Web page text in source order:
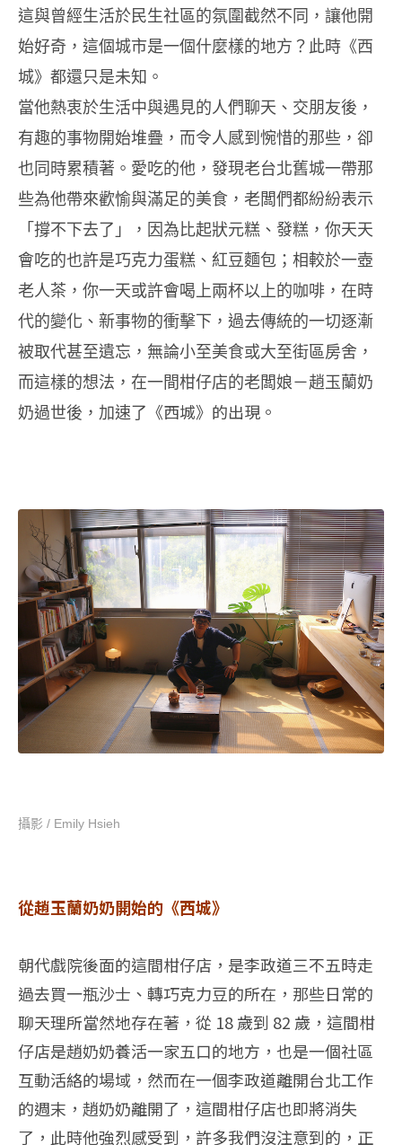
這與曾經生活於民生社區的氛圍截然不同，讓他開
始好奇，這個城市是一個什麼樣的地方？此時《西
城》都還只是未知。
當他熱衷於生活中與遇見的人們聊天、交朋友後，
有趣的事物開始堆疊，而令人感到惋惜的那些，卻
也同時累積著。愛吃的他，發現老台北舊城一帶那
些為他帶來歡愉與滿足的美食，老闆們都紛紛表示
「撐不下去了」，因為比起狀元糕、發糕，你天天
會吃的也許是巧克力蛋糕、紅豆麵包；相較於一壺
老人茶，你一天或許會喝上兩杯以上的咖啡，在時
代的變化、新事物的衝擊下，過去傳統的一切逐漸
被取代甚至遺忘，無論小至美食或大至街區房舍，
而這樣的想法，在一間柑仔店的老闆娘－趙玉蘭奶
奶過世後，加速了 《西城》的出現。
攝影 / Emily Hsieh
從趙玉蘭奶奶開始的《西城》
朝代戲院後面的這間柑仔店，是李政道三不五時走
過去買一瓶沙士、轉巧克力豆的所在，那些日常的
聊天理所當然地存在著，從 18 歲到 82 歲，這間柑
仔店是趙奶奶養活一家五口的地方，也是一個社區
互動活絡的場域，然而在一個李政道離開台北工作
的週末，趙奶奶離開了，這間柑仔店也即將消失
了，此時他強烈感受到，許多我們沒注意到的，正